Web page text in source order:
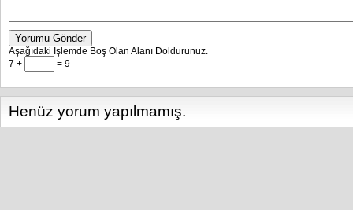
Yorumu Gönder
Aşağıdaki İşlemde Boş Olan Alanı Doldurunuz.
7 +
= 9
Henüz yorum yapılmamış.